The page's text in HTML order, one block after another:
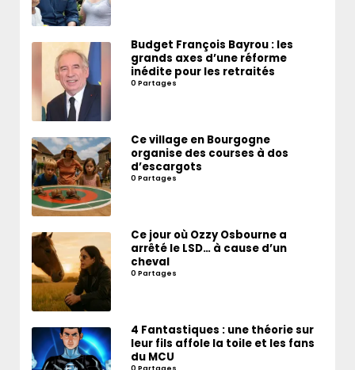
Budget François Bayrou : les
grands axes d’une réforme
inédite pour les retraités
0 Partages
Ce village en Bourgogne
organise des courses à dos
d’escargots
0 Partages
Ce jour où Ozzy Osbourne a
arrêté le LSD… à cause d’un
cheval
0 Partages
4 Fantastiques : une théorie sur
leur fils affole la toile et les fans
du MCU
0 Partages